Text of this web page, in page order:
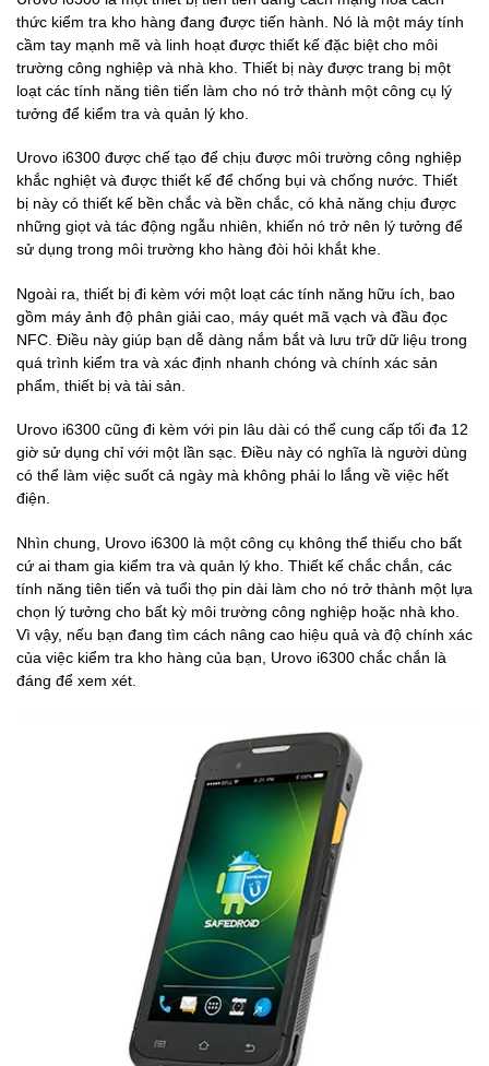
thức kiểm tra kho hàng đang được tiến hành. Nó là một máy tính
cầm tay mạnh mẽ và linh hoạt được thiết kế đặc biệt cho môi
trường công nghiệp và nhà kho. Thiết bị này được trang bị một
loạt các tính năng tiên tiến làm cho nó trở thành một công cụ lý
tưởng để kiểm tra và quản lý kho.
Urovo i6300 được chế tạo để chịu được môi trường công nghiệp
khắc nghiệt và được thiết kế để chống bụi và chống nước. Thiết
bị này có thiết kế bền chắc và bền chắc, có khả năng chịu được
những giọt và tác động ngẫu nhiên, khiến nó trở nên lý tưởng để
sử dụng trong môi trường kho hàng đòi hỏi khắt khe.
Ngoài ra, thiết bị đi kèm với một loạt các tính năng hữu ích, bao
gồm máy ảnh độ phân giải cao, máy quét mã vạch và đầu đọc
NFC. Điều này giúp bạn dễ dàng nắm bắt và lưu trữ dữ liệu trong
quá trình kiểm tra và xác định nhanh chóng và chính xác sản
phẩm, thiết bị và tài sản.
Urovo i6300 cũng đi kèm với pin lâu dài có thể cung cấp tối đa 12
giờ sử dụng chỉ với một lần sạc. Điều này có nghĩa là người dùng
có thể làm việc suốt cả ngày mà không phải lo lắng về việc hết
điện.
Nhìn chung, Urovo i6300 là một công cụ không thể thiếu cho bất
cứ ai tham gia kiểm tra và quản lý kho. Thiết kế chắc chắn, các
tính năng tiên tiến và tuổi thọ pin dài làm cho nó trở thành một lựa
chọn lý tưởng cho bất kỳ môi trường công nghiệp hoặc nhà kho.
Vì vậy, nếu bạn đang tìm cách nâng cao hiệu quả và độ chính xác
của việc kiểm tra kho hàng của bạn, Urovo i6300 chắc chắn là
đáng để xem xét.